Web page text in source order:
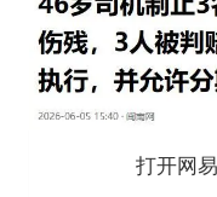
打开网